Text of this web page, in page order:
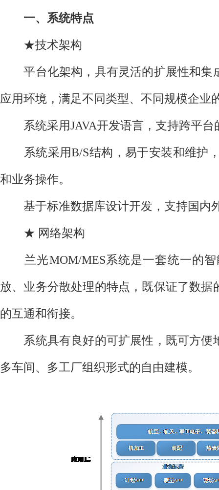
一、系统特点
★技术架构
平台化架构，具有灵活的扩展性和集
应用环境，满足不同类型、不同规模企业
系统采用JAVA开发语言，支持跨平台
系统采用B/S结构，易于安装和维护
和业务操作。
基于标准数据库设计开发，支持国内
★ 网络架构
兰光MOM/MES系统是一套统一的智
放、业务分散处理的特点，既保证了数
的互通和衔接。
系统具有良好的可扩展性，既可方便
多车间、多工厂组织形式的自由建模。